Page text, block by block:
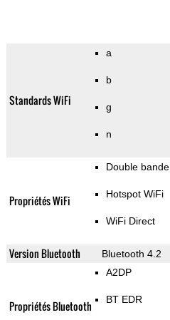
Standards WiFi
a
b
g
n
Propriétés WiFi
Double bande
Hotspot WiFi
WiFi Direct
Version Bluetooth Bluetooth 4.2
Propriétés Bluetooth
A2DP
BT EDR